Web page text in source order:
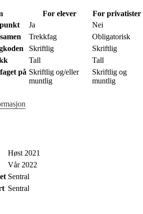
For elever
For privatister
Ja
Nei
Trekkfag
Obligatorisk
Skriftlig
Skriftlig
Tall
Tall
på Skriftlig og/eller
muntlig
Skriftlig og
muntlig
Høst 2021
Vår 2022
Sentral
Sentral